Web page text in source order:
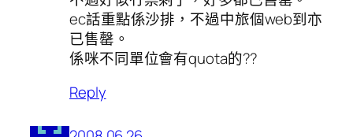
ec話重點係沙排，不過中旅個web到亦
已售罄。
係咪不同單位會有quota的??
Reply